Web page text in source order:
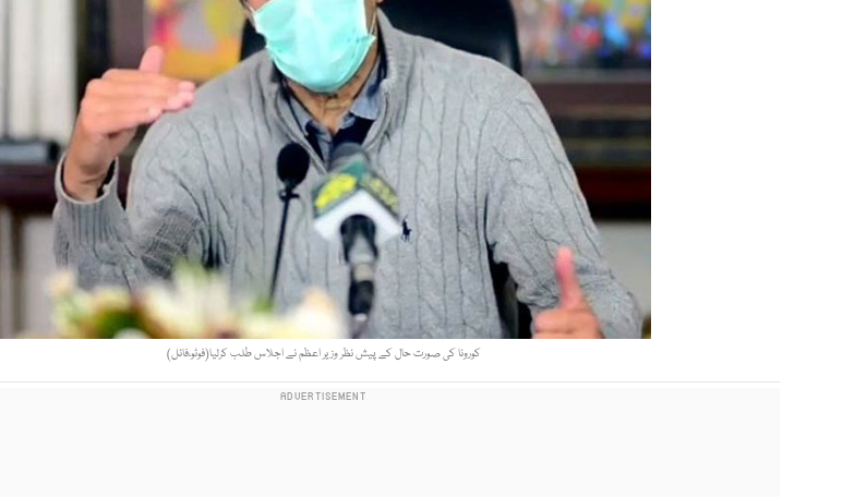
کورونا کی صورت حال کے پیش نظر وزیر اعظم نے اجلاس طلب کرلیا(فوٹو،فائل)